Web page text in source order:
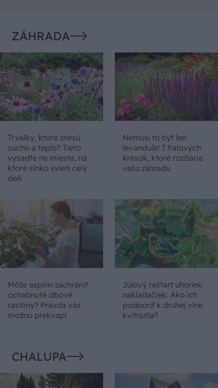
ZÁHRADA
Trvalky, ktoré znesú
sucho a teplo? Tieto
vysaďte na miesta, na
ktoré slnko svieti celý
deň
Nemusí to byť len
levanduľa! 7 fialových
krások, ktoré rozžiaria
vašu záhradu
Môže aspirín zachrániť
ochabnuté izbové
rastliny? Pravda vás
možno prekvapí
Júlový reštart uhoriek
nakladačiek: Ako ich
podporiť k druhej vlne
kvitnutia?
CHALUPA